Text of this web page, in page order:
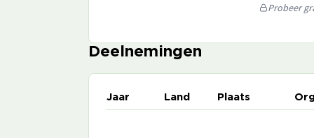
Probeer
Deelnemingen
Jaar Land Plaats